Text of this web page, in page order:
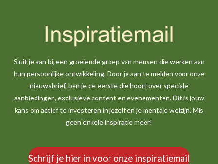
Sluit je aan bij een groeiende groep van mensen die werken aan
hun persoonlijke ontwikkeling. Door je aan te melden voor onze
nieuwsbrief, ben je de eerste die hoort over speciale
aanbiedingen, exclusieve content en evenementen. Dit is jouw
kans om actief te investeren in jezelf en je mentale welzijn. Mis
geen enkele inspiratie meer!
Schrijf je hier in voor onze inspiratiemail